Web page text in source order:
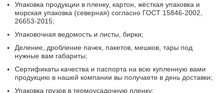
Упаковка продукции в пленку, картон, жёсткая упаковка и
морская упаковка (северная) согласно ГОСТ 15846-2002,
26653-2015;
Упаковочная ведомость и листы, бирки;
Деление, дробление пачек, пакетов, мешков, тары под
нужные вам габариты;
Сертификаты качества и паспорта на всю купленную вами
продукцию в нашей компании вы получаете в день доставки;
Упаковка грузов в термоусадочную пленку;